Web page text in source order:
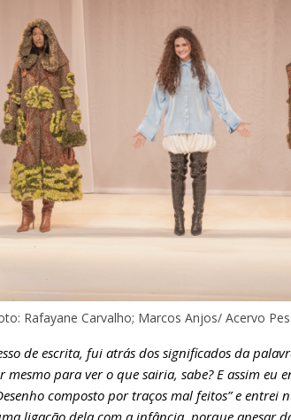
Rafayane Carvalho; Marcos Anjos/ Acervo
de escrita, fui atrás dos significados da
para ver o que sairia, sabe? E assim eu
composto por traços mal feitos” e entrei
ligação dela com a infância, porque apesar